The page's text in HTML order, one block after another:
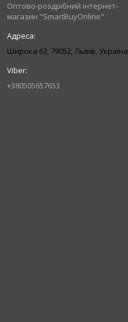
Оптово-роздрібний інтернет-
магазин "SmartBuyOnline"
Широка 63, 79052, Львів, Україна
+380505657653